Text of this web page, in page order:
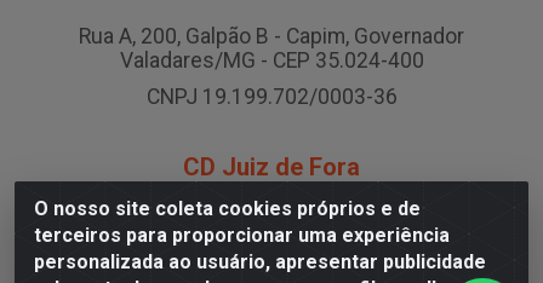
O nosso site coleta cookies próprios e de
terceiros para proporcionar uma experiência
personalizada ao usuário, apresentar publicidade
Rua A, 200, Galpão B - Capim, Governador
Valadares/MG - CEP 35.024-400
CNPJ 19.199.702/0003-36
CD Juiz de Fora
Rodovia BR-040 , Nº 0, Área B2 Condominio Brasil
LOG - São Pedro, Juiz de Fora/MG